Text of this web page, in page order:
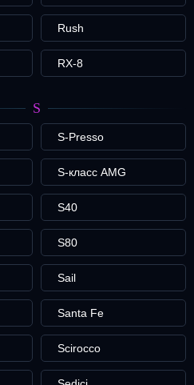
Rush
RX-8
S
S-Presso
S-класс AMG
S40
S80
Sail
Santa Fe
Scirocco